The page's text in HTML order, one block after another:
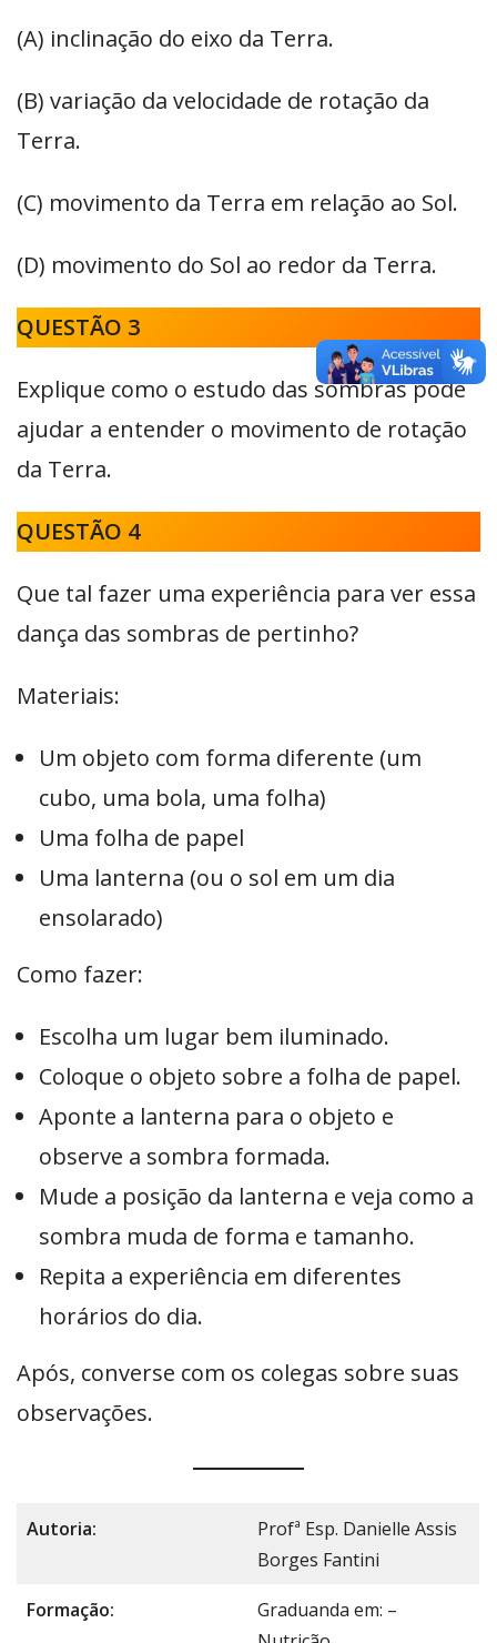
(A) inclinação do eixo da Terra.
(B) variação da velocidade de rotação da
Terra.
(C) movimento da Terra em relação ao Sol.
(D) movimento do Sol ao redor da Terra.
QUESTÃO 3
Explique como o estudo das sombras pode
ajudar a entender o movimento de rotação
da Terra.
QUESTÃO 4
Que tal fazer uma experiência para ver essa
dança das sombras de pertinho?
Materiais:
Um objeto com forma diferente (um
cubo, uma bola, uma folha)
Uma folha de papel
Uma lanterna (ou o sol em um dia
ensolarado)
Como fazer:
Escolha um lugar bem iluminado.
Coloque o objeto sobre a folha de papel.
Aponte a lanterna para o objeto e
observe a sombra formada.
Mude a posição da lanterna e veja como a
sombra muda de forma e tamanho.
Repita a experiência em diferentes
horários do dia.
Após, converse com os colegas sobre suas
observações.
Autoria:
Profª Esp. Danielle Assis
Borges Fantini
Formação:
Graduanda em: –